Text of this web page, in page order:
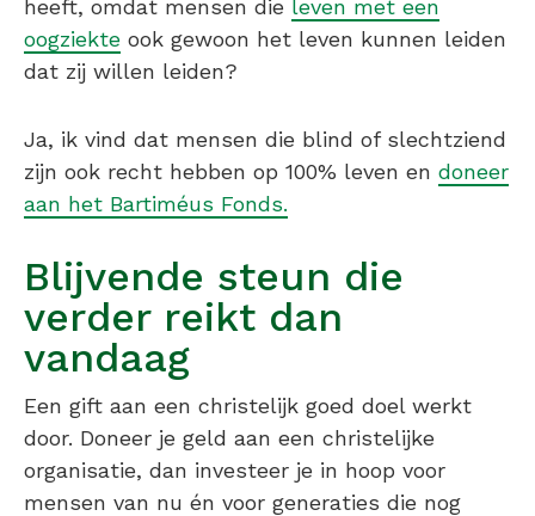
heeft, omdat mensen die leven met een
oogziekte ook gewoon het leven kunnen leiden
dat zij willen leiden?
Ja, ik vind dat mensen die blind of slechtziend
zijn ook recht hebben op 100% leven en doneer
aan het Bartiméus Fonds.
Blijvende steun die
verder reikt dan
vandaag
Een gift aan een christelijk goed doel werkt
door. Doneer je geld aan een christelijke
organisatie, dan investeer je in hoop voor
mensen van nu én voor generaties die nog